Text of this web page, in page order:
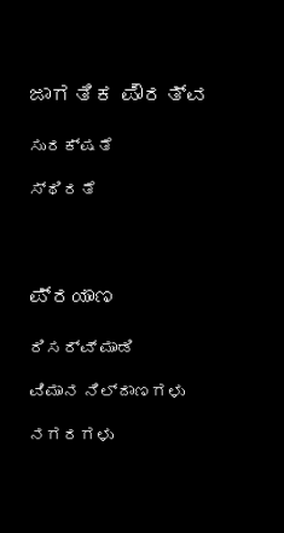
ಜಾಗತಿಕ ಪೌರತ್ವ
ಸುರಕ್ಷತೆ
ಸ್ಥಿರತೆ
ಪ್ರಯಾಣ
ರಿಸರ್ವ್ ಮಾಡಿ
ವಿಮಾನ ನಿಲ್ದಾಣಗಳು
ನಗರಗಳು